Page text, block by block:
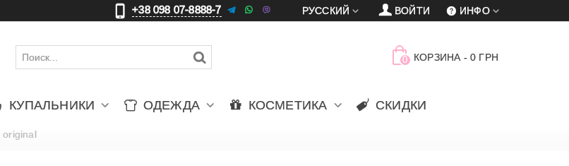
+38 098 07-8888-7 更 車 賈 ИНФО
ВОЙТИ
РУССКИЙ
0 КОРЗИНА - 0 ГРН
КУПАЛЬНИКИ ОДЕЖДА КОСМЕТИКА СКИДКИ
original